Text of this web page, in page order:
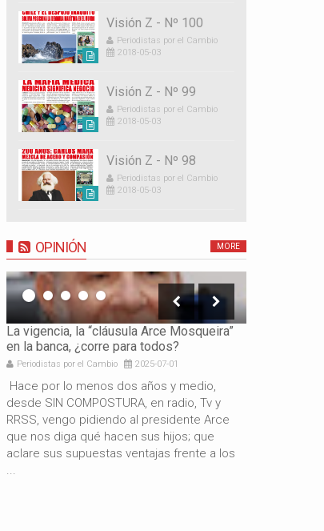
Visión Z - Nº 100
Periodistas por el Cambio
2018-05-03
Visión Z - Nº 99
Periodistas por el Cambio
2018-05-03
Visión Z - Nº 98
Periodistas por el Cambio
2018-05-03
OPINIÓN MORE
La vigencia, la “cláusula Arce Mosqueira”
en la banca, ¿corre para todos?
Periodistas por el Cambio 2025-07-01
Hace por lo menos dos años y medio,
desde SIN COMPOSTURA, en radio, Tv y
RRSS, vengo pidiendo al presidente Arce
que nos diga qué hacen sus hijos; que
aclare sus supuestas ventajas frente a los
...